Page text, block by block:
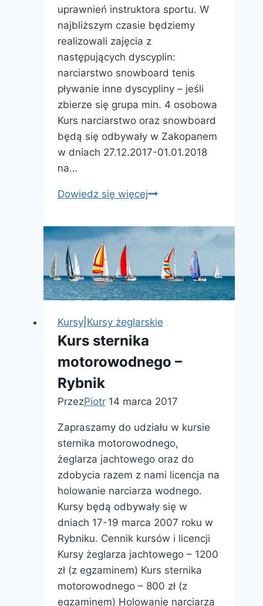
uprawnień instruktora sportu. W
najbliższym czasie będziemy
realizowali zajęcia z
następujących dyscyplin:
narciarstwo snowboard tenis
pływanie inne dyscypliny – jeśli
zbierze się grupa min. 4 osobowa
Kurs narciarstwo oraz snowboard
będą się odbywały w Zakopanem
w dniach 27.12.2017-01.01.2018
na…
Dowiedz się więcejNarciarstwo,
–
sportu
Zakopanem
Kursy| Kursy żeglarskie
Kurs sternika
motorowodnego –
Rybnik
PrzezPiotr 14 marca 2017
Zapraszamy do udziału w kursie
sternika motorowodnego,
żeglarza jachtowego oraz do
zdobycia razem z nami licencja na
holowanie narciarza wodnego.
Kursy będą odbywały się w
dniach 17-19 marca 2007 roku w
Rybniku. Cennik kursów i licencji
Kursy żeglarza jachtowego – 1200
zł (z egzaminem) Kurs sternika
motorowodnego – 800 zł (z
egzaminem) Holowanie narciarza